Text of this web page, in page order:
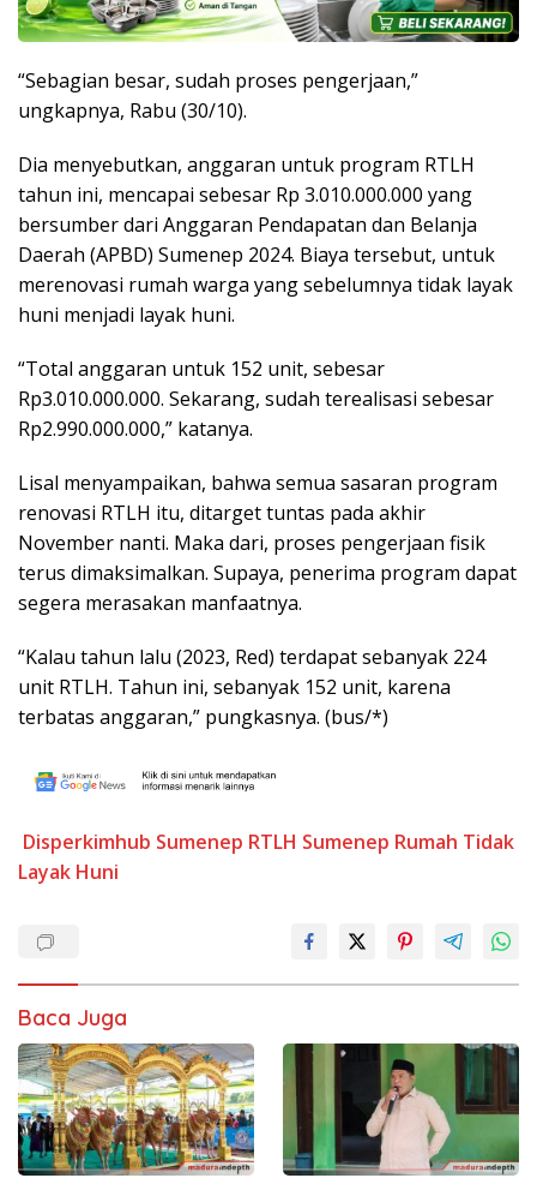
“Sebagian besar, sudah proses pengerjaan,”
ungkapnya, Rabu (30/10).
Dia menyebutkan, anggaran untuk program RTLH
tahun ini, mencapai sebesar Rp 3.010.000.000 yang
bersumber dari Anggaran Pendapatan dan Belanja
Daerah (APBD) Sumenep 2024. Biaya tersebut, untuk
merenovasi rumah warga yang sebelumnya tidak layak
huni menjadi layak huni.
“Total anggaran untuk 152 unit, sebesar
Rp3.010.000.000. Sekarang, sudah terealisasi sebesar
Rp2.990.000.000,” katanya.
Lisal menyampaikan, bahwa semua sasaran program
renovasi RTLH itu, ditarget tuntas pada akhir
November nanti. Maka dari, proses pengerjaan fisik
terus dimaksimalkan. Supaya, penerima program dapat
segera merasakan manfaatnya.
“Kalau tahun lalu (2023, Red) terdapat sebanyak 224
unit RTLH. Tahun ini, sebanyak 152 unit, karena
terbatas anggaran,” pungkasnya. (bus/*)
Disperkimhub Sumenep RTLH Sumenep Rumah Tidak
Layak Huni
Baca Juga